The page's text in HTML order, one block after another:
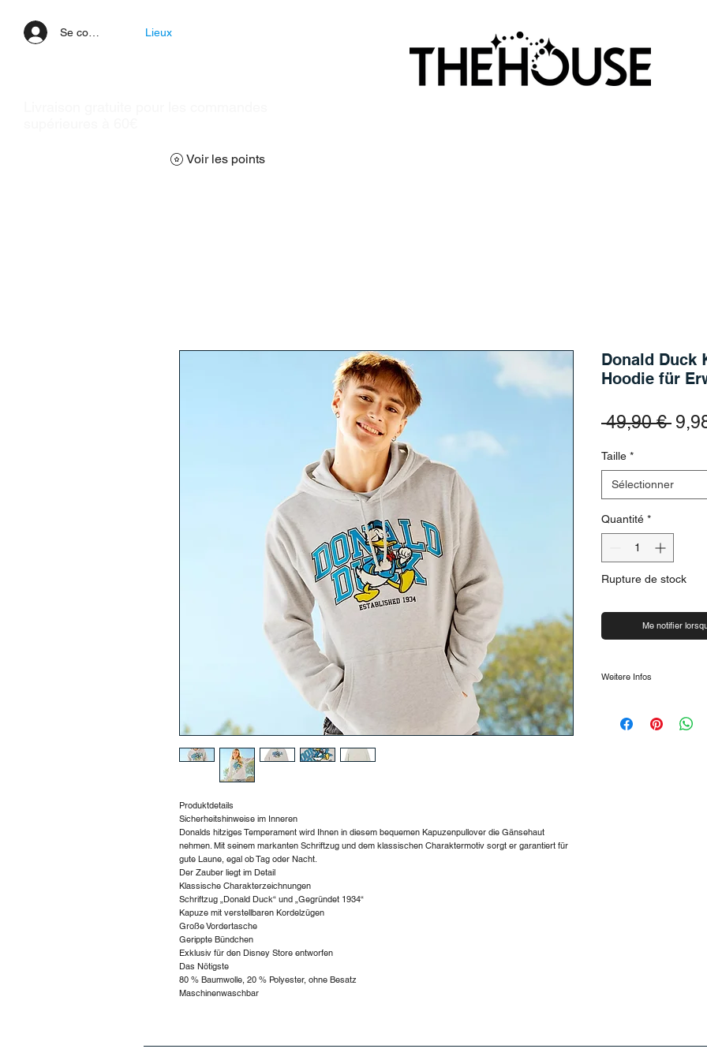
Se connecter Lieux
Voir les points
Produktdetails
Sicherheitshinweise im Inneren
Donalds hitziges Temperament wird Ihnen in diesem bequemen Kapuzenpullover die Gänsehaut
nehmen. Mit seinem markanten Schriftzug und dem klassischen Charaktermotiv sorgt er garantiert für
gute Laune, egal ob Tag oder Nacht.
Der Zauber liegt im Detail
Klassische Charakterzeichnungen
Schriftzug „Donald Duck“ und „Gegründet 1934“
Kapuze mit verstellbaren Kordelzügen
Große Vordertasche
Gerippte Bündchen
Exklusiv für den Disney Store entworfen
Das Nötigste
80 % Baumwolle, 20 % Polyester, ohne Besatz
Maschinenwaschbar
Donald Duck
Hoodie für
49,90 € Prix
Taille *
Sélectionner
Quantité *
Rupture de stock
Me notifier
Weitere Infos